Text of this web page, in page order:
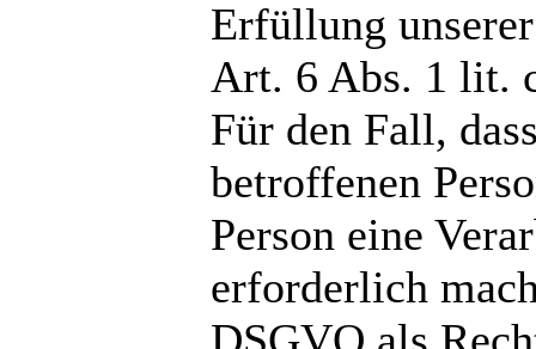
Erfüllung
Art. 6 Abs. 1 lit.
Für den Fall,
betroffenen
Person eine
erforderlich